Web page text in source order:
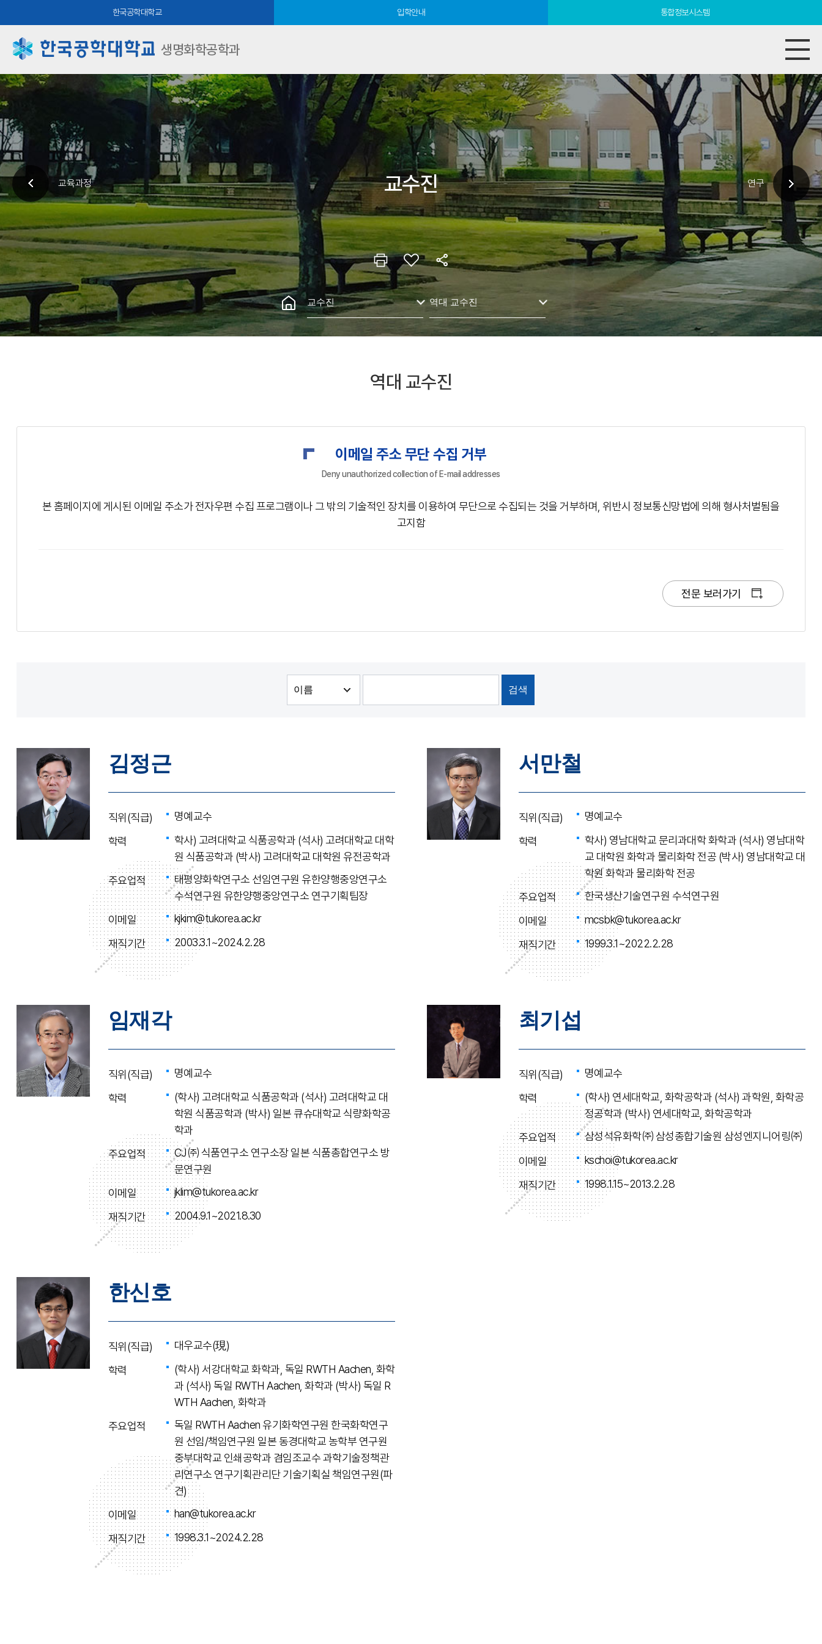
한국공학대학교 입학안내 통합정보시스템
생명화학공학과
교육과정 연구
교수진
교수진 역대 교수진
역대 교수진
이메일 주소 무단 수집 거부
Deny unauthorized collection of E-mail addresses
본 홈페이지에 게시된 이메일 주소가 전자우편 수집 프로그램이나 그 밖의 기술적인 장치를 이용하여 무단으로 수집되는 것을 거부하며, 위반시 정보통신망법에 의해 형사처벌됨을
고지함
전문 보러가기
김정근
직위(직급)
명예교수
학력
학사) 고려대학교 식품공학과 (석사) 고려대학교 대학
원 식품공학과 (박사) 고려대학교 대학원 유전공학과
주요업적
태평양화학연구소 선임연구원 유한양행중앙연구소
수석연구원 유한양행중앙연구소 연구기획팀장
이메일
kjkim@tukorea.ac.kr
재직기간
2003.3.1~2024.2.28
서만철
직위(직급)
명예교수
학력
학사) 영남대학교 문리과대학 화학과 (석사) 영남대학
교 대학원 화학과 물리화학 전공 (박사) 영남대학교 대
학원 화학과 물리화학 전공
주요업적
한국생산기술연구원 수석연구원
이메일
mcsbk@tukorea.ac.kr
재직기간
1999.3.1~2022.2.28
임재각
직위(직급)
명예교수
학력
(학사) 고려대학교 식품공학과 (석사) 고려대학교 대
학원 식품공학과 (박사) 일본 큐슈대학교 식량화학공
학과
주요업적
CJ㈜ 식품연구소 연구소장 일본 식품총합연구소 방
문연구원
이메일
jklim@tukorea.ac.kr
재직기간
2004.9.1~2021.8.30
최기섭
직위(직급)
명예교수
학력
(학사) 연세대학교, 화학공학과 (석사) 과학원, 화학공
정공학과 (박사) 연세대학교, 화학공학과
주요업적
삼성석유화학㈜ 삼성종합기술원 삼성엔지니어링㈜
이메일
kschoi@tukorea.ac.kr
재직기간
1998.1.15~2013.2.28
한신호
직위(직급)
대우교수(現)
학력
(학사) 서강대학교 화학과, 독일 RWTH Aachen, 화학
과 (석사) 독일 RWTH Aachen, 화학과 (박사) 독일 R
WTH Aachen, 화학과
주요업적
독일 RWTH Aachen 유기화학연구원 한국화학연구
원 선임/책임연구원 일본 동경대학교 농학부 연구원
중부대학교 인쇄공학과 겸임조교수 과학기술정책관
리연구소 연구기획관리단 기술기획실 책임연구원(파
견)
이메일
han@tukorea.ac.kr
재직기간
1998.3.1~2024.2.28